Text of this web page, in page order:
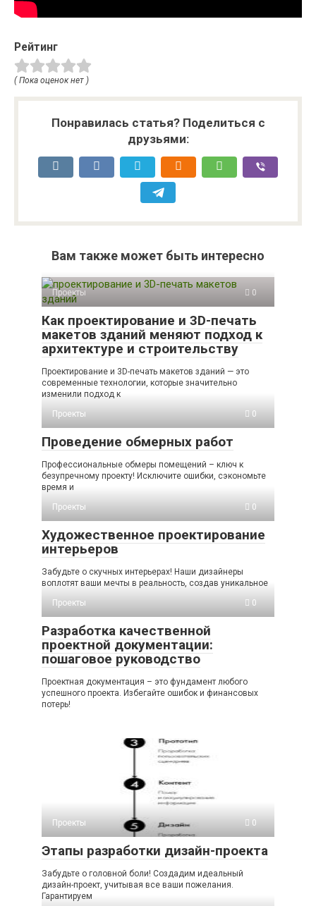
Рейтинг
( Пока оценок нет )
Понравилась статья? Поделиться с
друзьями:
Вам также может быть интересно
Проекты 0
Как проектирование и 3D-печать
макетов зданий меняют подход к
архитектуре и строительству
Проектирование и 3D-печать макетов зданий — это
современные технологии, которые значительно
изменили подход к
Проекты
0
Проведение обмерных работ
Профессиональные обмеры помещений – ключ к
безупречному проекту! Исключите ошибки, сэкономьте
время и
Проекты
0
Художественное проектирование
интерьеров
Забудьте о скучных интерьерах! Наши дизайнеры
воплотят ваши мечты в реальность, создав уникальное
Проекты
0
Разработка качественной
проектной документации:
пошаговое руководство
Проектная документация – это фундамент любого
успешного проекта. Избегайте ошибок и финансовых
потерь!
Проекты 0
Этапы разработки дизайн-проекта
Забудьте о головной боли! Создадим идеальный
дизайн-проект, учитывая все ваши пожелания.
Гарантируем